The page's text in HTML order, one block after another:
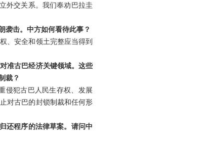
外交关系。我们奉劝巴拉圭
袭击。中方如何看待此事？
、安全和领土完整应当得到
准古巴经济关键领域。这些
裁？
侵犯古巴人民生存权、发展
对古巴的封锁制裁和任何形
还程序的法律草案。请问中